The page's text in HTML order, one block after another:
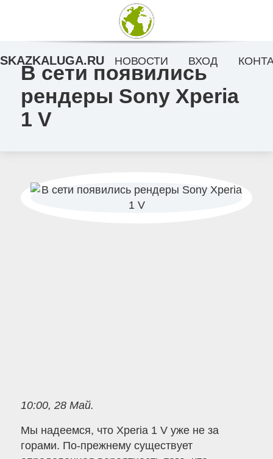
В сети появились
рендеры Sony Xperia
1 V
10:00, 28 Май.
Мы надеемся, что Xperia 1 V уже не за
горами. По-прежнему существует
SKAZKALUGA.RU НОВОСТИ ВХОД